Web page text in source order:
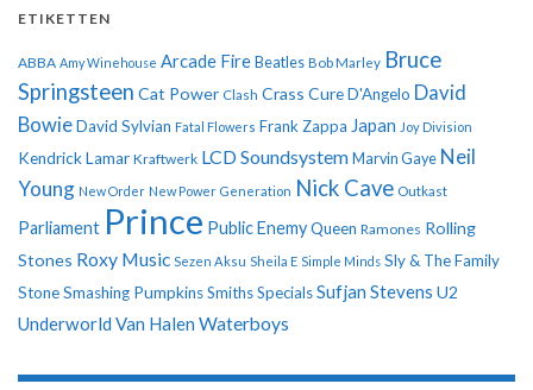
ETIKETTEN
ABBA Amy Winehouse Arcade Fire Beatles Bob Marley Bruce
Springsteen Cat Power Clash Crass CureD'Angelo David
BowieDavid Sylvian Fatal Flowers Frank Zappa Japan Joy Division
Kendrick Lamar Kraftwerk LCD Soundsystem Marvin Gaye Neil
Young New Order New Power Generation Nick Cave Outkast
Parliament Prince Public EnemyQueen Ramones Rolling
Stones Roxy Music Sezen Aksu Sheila E Simple Minds Sly & The Family
StoneSmashing PumpkinsSmithsSpecialsSufjan Stevens U2
Underworld Van Halen Waterboys